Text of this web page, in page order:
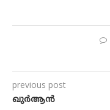
previous post
ഖുര്‍ആന്‍